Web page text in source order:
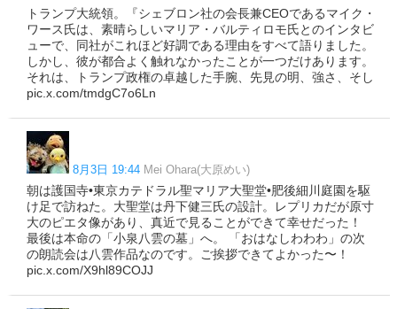
トランプ大統領。『シェブロン社の会長兼CEOであるマイク・
ワース氏は、素晴らしいマリア・バルティロモ氏とのインタビ
ューで、同社がこれほど好調である理由をすべて語りました。
しかし、彼が都合よく触れなかったことが一つだけあります。
それは、トランプ政権の卓越した手腕、先見の明、強さ、そし
pic.x.com/tmdgC7o6Ln
8月3日 19:44 Mei Ohara(大原めい)
朝は護国寺•東京カテドラル聖マリア大聖堂•肥後細川庭園を駆
け足で訪ねた。大聖堂は丹下健三氏の設計。レプリカだが原寸
大のピエタ像があり、真近で見ることができて幸せだった！
最後は本命の「小泉八雲の墓」へ。 「おはなしわわわ」の次
の朗読会は八雲作品なのです。ご挨拶できてよかった〜！
pic.x.com/X9hl89COJJ